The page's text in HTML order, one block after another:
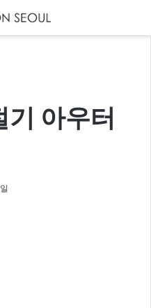
기 아우터